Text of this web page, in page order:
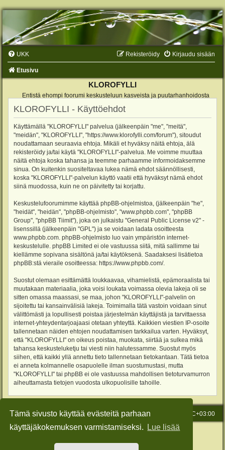
Tämä sivusto käyttää evästeitä parhaan
käyttäjäkokemuksen varmistamiseksi.
Lue lisää
UKK Kirjaudu sisään
Rekisteröidy
Etusivu
KLOROFYLLI
Entistä ehompi foorumi keskusteluun kasveista ja puutarhanhoidosta
KLOROFYLLI - Käyttöehdot
Käyttämällä "KLOROFYLLI" palvelua (jälkeenpäin "me", "meitä",
"meidän", "KLOROFYLLI", "https://www.klorofylli.com/forum"), sitoudut
noudattamaan seuraavia ehtoja. Mikäli et hyväksy näitä ehtoja, älä
rekisteröidy ja/tai käytä "KLOROFYLLI"-palvelua. Me voimme muuttaa
näitä ehtoja koska tahansa ja teemme parhaamme informoidaksemme
sinua. On kuitenkin suositeltavaa lukea nämä ehdot säännöllisesti,
koska "KLOROFYLLI"-palvelun käyttö vaatii että hyväksyt nämä ehdot
siinä muodossa, kuin ne on päivitetty tai korjattu.
Keskustelufoorumimme käyttää phpBB-ohjelmistoa, (jälkeenpäin "he",
"heidät", "heidän", "phpBB-ohjelmisto", "www.phpbb.com", "phpBB
Group", "phpBB Tiimit"), joka on julkaistu "General Public License v2" -
lisenssillä (jälkeenpäin "GPL") ja se voidaan ladata osoitteesta
www.phpbb.com . phpBB-ohjelmisto luo vain ympäristön internet-
keskustelulle. phpBB Limited ei ole vastuussa siitä, mitä sallimme tai
kiellämme sopivana sisältönä ja/tai käytöksenä. Saadaksesi lisätietoa
phpBB:stä vieraile osoitteessa: https://www.phpbb.com/.
Suostut olemaan esittämättä loukkaavaa, vihamielistä, epämoraalista tai
muutakaan materiaalia, joka voisi loukata voimassa olevia lakeja oli se
sitten omassa maassasi, se maa, johon "KLOROFYLLI"-palvelin on
sijoitettu tai kansainvälisiä lakeja. Toimimalla tätä vastoin voidaan sinut
välittömästi ja lopullisesti poistaa järjestelmän käyttäjistä ja tarvittaessa
internet-yhteydentarjoajaasi otetaan yhteyttä. Kaikkien viestien IP-osoite
tallennetaan näiden ehtojen noudattamisen tarkkailua varten. Hyväksyt,
että "KLOROFYLLI" on oikeus poistaa, muokata, siirtää ja sulkea mikä
tahansa keskusteluketju tai viesti niin halutessamme. Suostut myös
siihen, että kaikki yllä annettu tieto tallennetaan tietokantaan. Tätä tietoa
ei anneta kolmannelle osapuolelle ilman suostumustasi, mutta
"KLOROFYLLI" tai phpBB ei ole vastuussa mahdollisen tietoturvamurron
aiheuttamasta tietojen vuodosta ulkopuolisille tahoille.
Etusivu Kaikki ajat ovat UTC+03:00
Viesti Ylläpidolle
Keskustelufoorumin ohjelmistophpBB® Forum Software © phpBB Limited